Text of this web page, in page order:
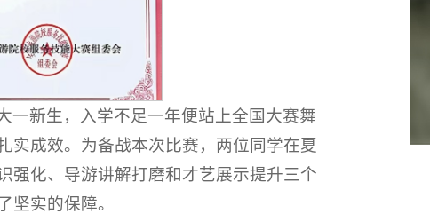
一新生，入学不足一年便站上全国大赛舞
实成效。为备战本次比赛，两位同学在夏
强化、导游讲解打磨和才艺展示提升三个
坚实的保障。